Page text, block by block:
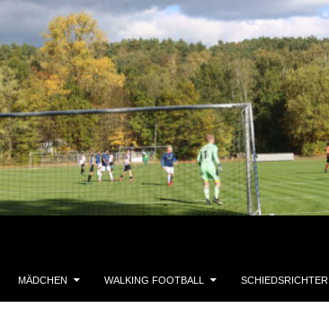
MÄDCHEN WALKING FOOTBALL SCHIEDSRICHTER